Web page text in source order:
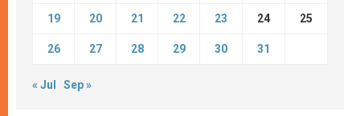
19 20 21 22 23 24 25
26 27 28 29 30 31
« Jul Sep »